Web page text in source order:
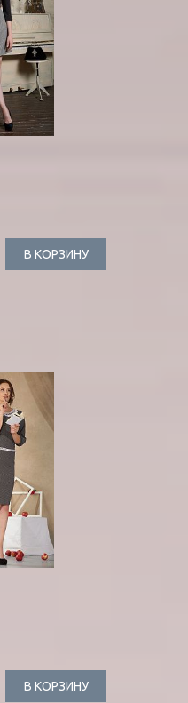
В КОРЗИНУ
В КОРЗИНУ